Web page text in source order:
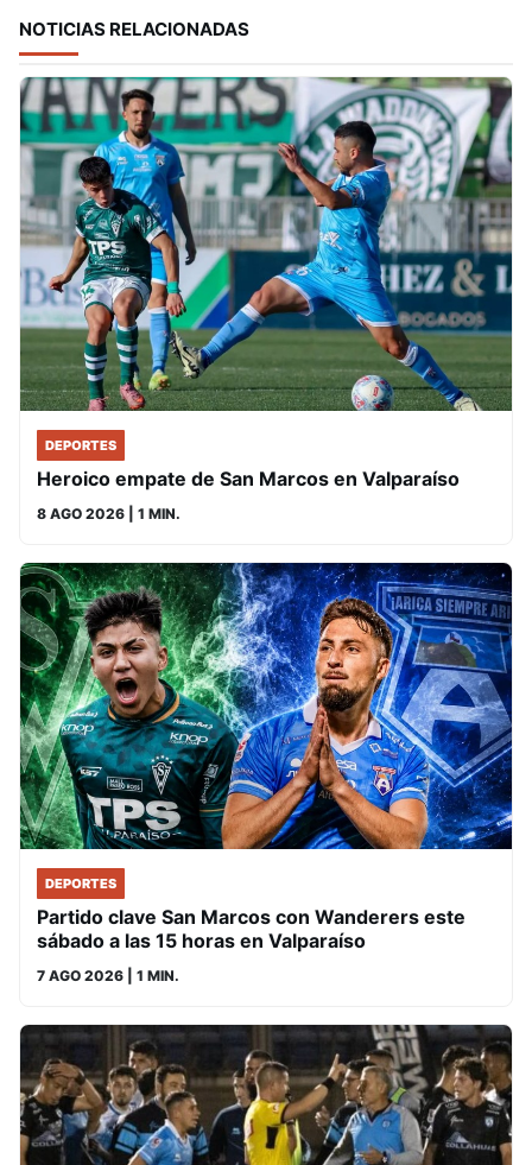
NOTICIAS RELACIONADAS
DEPORTES
Heroico empate de San Marcos en Valparaíso
8 AGO 2026 | 1 MIN.
DEPORTES
Partido clave San Marcos con Wanderers este
sábado a las 15 horas en Valparaíso
7 AGO 2026 | 1 MIN.